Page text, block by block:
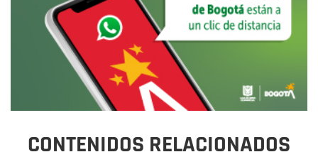
CONTENIDOS RELACIONADOS